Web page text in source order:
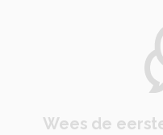
Wees de